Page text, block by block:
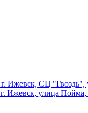
г. Ижевск, СЦ "Гвоздь",
г. Ижевск, улица Пойма,